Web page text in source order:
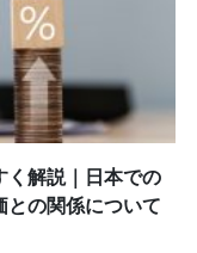
く解説｜日本での
の関係について